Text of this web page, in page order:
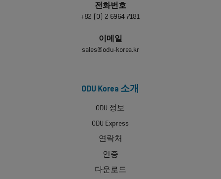
전화번호
+82 (0) 2 6964 7181
이메일
sales@odu-korea.kr
ODU Korea 소개
ODU 정보
ODU Express
연락처
인증
다운로드